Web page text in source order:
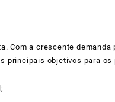
Com a crescente
principais objetivos para